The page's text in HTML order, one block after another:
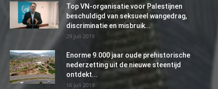
Top VN-organisatie voor Palestijnen
beschuldigd van seksueel wangedrag,
discriminatie en misbruik...
29 juli 2019
Enorme 9.000 jaar oude prehistorische
nederzetting uit de nieuwe steentijd
ontdekt...
16 juli 2019